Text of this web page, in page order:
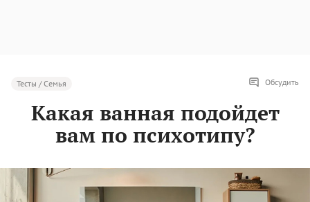
Тесты / Семья Обсудить
Какая ванная подойдет
вам по психотипу?